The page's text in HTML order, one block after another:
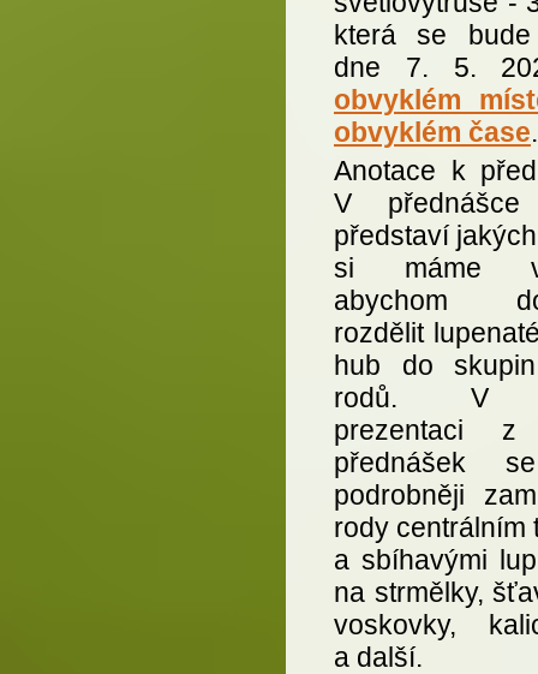
která se
dne 7. 5.
obvyklém
obvyklém čase.
Anotace k
V přednášce
představí
si máme
abychom
rozdělit
hub do
rodů. V
prezentaci z
přednášek
podrobněji
rody centrálním
a sbíhavými
na strmělky,
voskovky,
a další.